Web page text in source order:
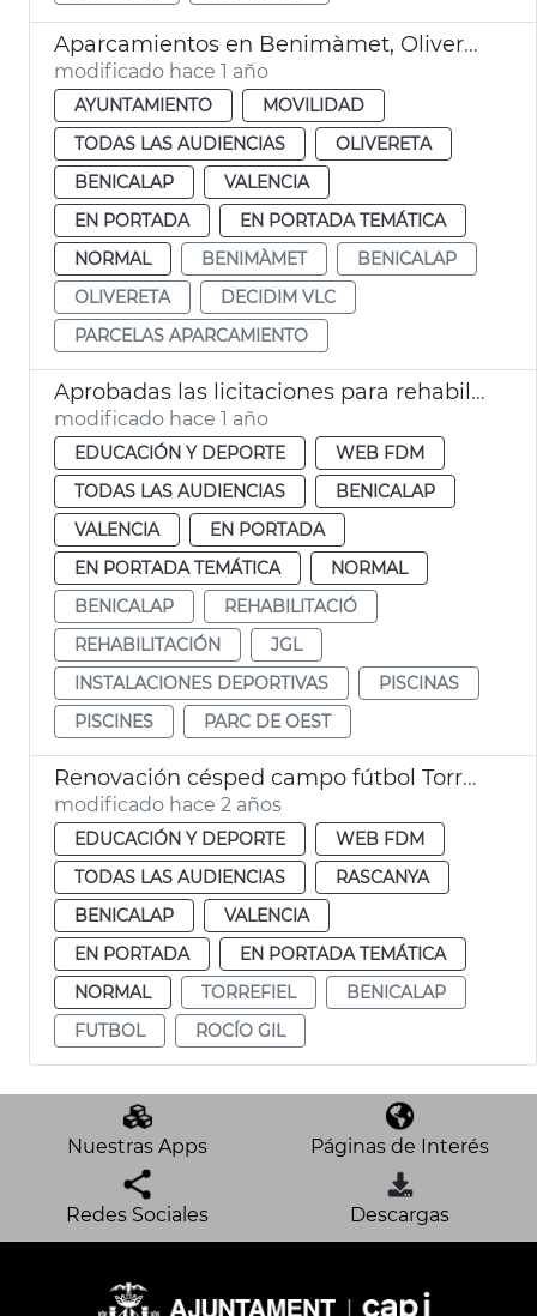
Aparcamientos en Benimàmet, Olivereta y Benicalap
modificado hace 1 año
AYUNTAMIENTO
MOVILIDAD
TODAS LAS AUDIENCIAS
OLIVERETA
BENICALAP
VALENCIA
EN PORTADA
EN PORTADA TEMÁTICA
NORMAL
BENIMÀMET
BENICALAP
OLIVERETA
DECIDIM VLC
PARCELAS APARCAMIENTO
Aprobadas las licitaciones para rehabilitar las piscinas de Benicalap y del Parc de l'Oest
modificado hace 1 año
EDUCACIÓN Y DEPORTE
WEB FDM
TODAS LAS AUDIENCIAS
BENICALAP
VALENCIA
EN PORTADA
EN PORTADA TEMÁTICA
NORMAL
BENICALAP
REHABILITACIÓ
REHABILITACIÓN
JGL
INSTALACIONES DEPORTIVAS
PISCINAS
PISCINES
PARC DE OEST
Renovación césped campo fútbol Torrefiel
modificado hace 2 años
EDUCACIÓN Y DEPORTE
WEB FDM
TODAS LAS AUDIENCIAS
RASCANYA
BENICALAP
VALENCIA
EN PORTADA
EN PORTADA TEMÁTICA
NORMAL
TORREFIEL
BENICALAP
FUTBOL
ROCÍO GIL
Nuestras Apps Páginas de Interés
Redes Sociales Descargas